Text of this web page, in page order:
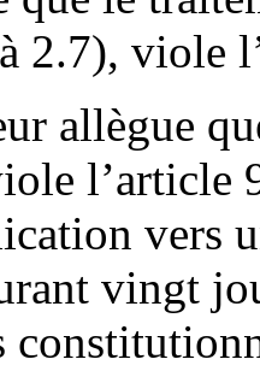
2.7), viole
allègue
l’article
vers
vingt